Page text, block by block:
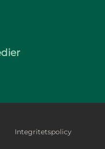
Integritetspolicy